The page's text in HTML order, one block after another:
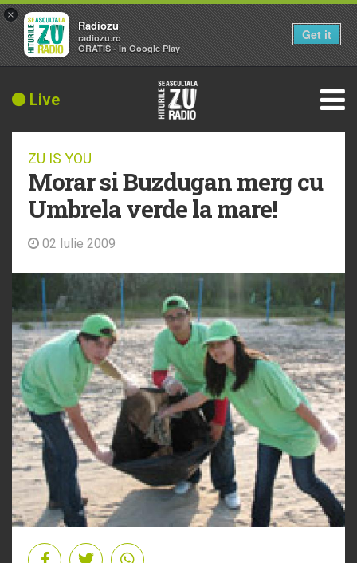
Live
ZU IS YOU
Morar si Buzdugan merg cu
Umbrela verde la mare!
02 Iulie 2009
×
Radiozu
radiozu.ro
GRATIS - In Google Play
Get it